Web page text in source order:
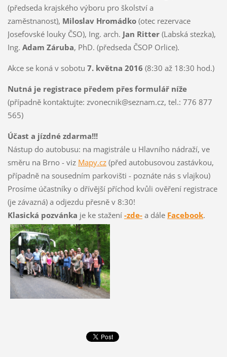
(předseda krajského výboru pro školství a
zaměstnanost), Miloslav Hromádko(otec rezervace
Josefovské louky ČSO), Ing. arch. Jan Ritter(Labská stezka),
Ing. Adam Záruba, PhD. (předseda ČSOP Orlice).
Akce se koná v sobotu 7. května 2016 (8:30 až 18:30 hod.)
Nutná je registrace předem přes formulář níže
(případně kontaktujte: zvonecnik@seznam.cz, tel.: 776 877
565)
Účast a jízdné zdarma!!!
Nástup do autobusu: na magistrále u Hlavního nádraží, ve
směru na Brno - viz Mapy.cz(před autobusovou zastávkou,
případně na sousedním parkovišti - poznáte nás s vlajkou)
Prosíme účastníky o dřívější příchod kvůli ověření registrace
(je závazná) a odjezdu přesně v 8:30!
Klasická pozvánka je ke stažení -zde-a dále Facebook.